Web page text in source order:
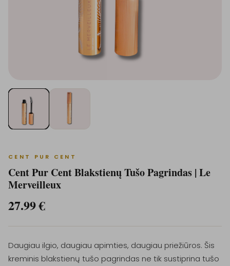
CENT PUR CENT
Cent Pur Cent Blakstienų Tušo Pagrindas | Le
Merveilleux
27.99€
Daugiau ilgio, daugiau apimties, daugiau priežiūros. Šis
kreminis blakstienų tušo pagrindas ne tik sustiprina tušo